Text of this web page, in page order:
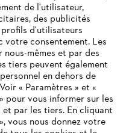
de l'utilisateur,
des publicités
d'utilisateurs
votre consentement. Les
mêmes et par des
tiers peuvent également
en dehors de
« Paramètres » et «
pour vous informer sur les
par les tiers. En cliquant
vous nous donnez votre